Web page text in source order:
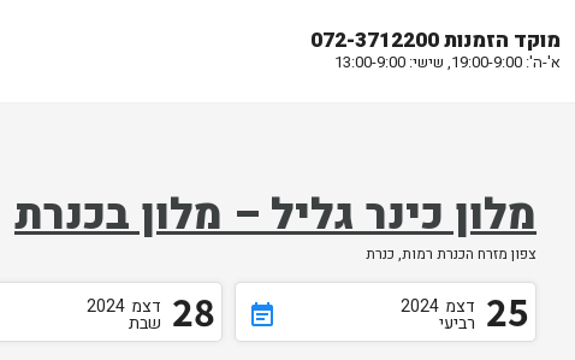
מוקד הזמנות 072-3712200
א'-ה': 19:00-9:00, שישי: 13:00-9:00
מלון כינר גליל – מלון בכנרת
צפון מזרח הכנרת רמות, כנרת
event_note 25 דצמ 2024
רביעי 28 דצמ 2024
שבת